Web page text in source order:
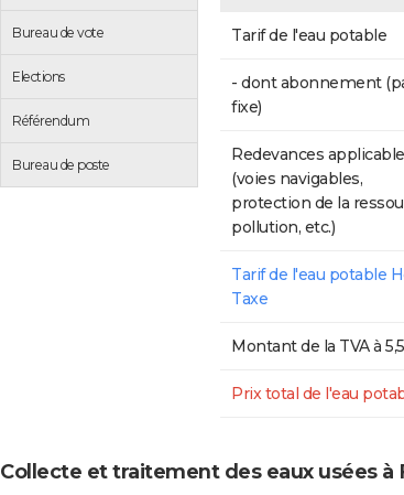
Bureau de vote
Elections
Référendum
Bureau de poste
Tarif de l'eau potable
- dont abonnement
fixe)
Redevances
(voies navigables,
protection de la
pollution, etc.)
Tarif de l'eau potable
Taxe
Montant de la TVA à
Prix total de l'eau
Collecte et traitement des eaux usées à